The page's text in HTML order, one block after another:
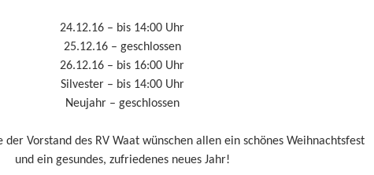
24.12.16 – bis 14:00 Uhr
25.12.16 – geschlossen
26.12.16 – bis 16:00 Uhr
Silvester – bis 14:00 Uhr
Neujahr – geschlossen
der Vorstand des RV Waat wünschen allen ein schönes Weihnachtsfest
und ein gesundes, zufriedenes neues Jahr!